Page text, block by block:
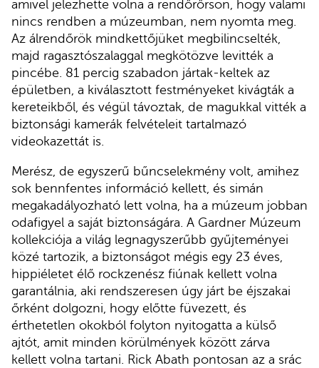
amivel jelezhette volna a rendőrőrsön, hogy valami
nincs rendben a múzeumban, nem nyomta meg.
Az álrendőrök mindkettőjüket megbilincselték,
majd ragasztószalaggal megkötözve levitték a
pincébe. 81 percig szabadon jártak-keltek az
épületben, a kiválasztott festményeket kivágták a
kereteikből, és végül távoztak, de magukkal vitték a
biztonsági kamerák felvételeit tartalmazó
videokazettát is.
Merész, de egyszerű bűncselekmény volt, amihez
sok bennfentes információ kellett, és simán
megakadályozható lett volna, ha a múzeum jobban
odafigyel a saját biztonságára. A Gardner Múzeum
kollekciója a világ legnagyszerűbb gyűjteményei
közé tartozik, a biztonságot mégis egy 23 éves,
hippiéletet élő rockzenész fiúnak kellett volna
garantálnia, aki rendszeresen úgy járt be éjszakai
őrként dolgozni, hogy előtte füvezett, és
érthetetlen okokból folyton nyitogatta a külső
ajtót, amit minden körülmények között zárva
kellett volna tartani. Rick Abath pontosan az a srác